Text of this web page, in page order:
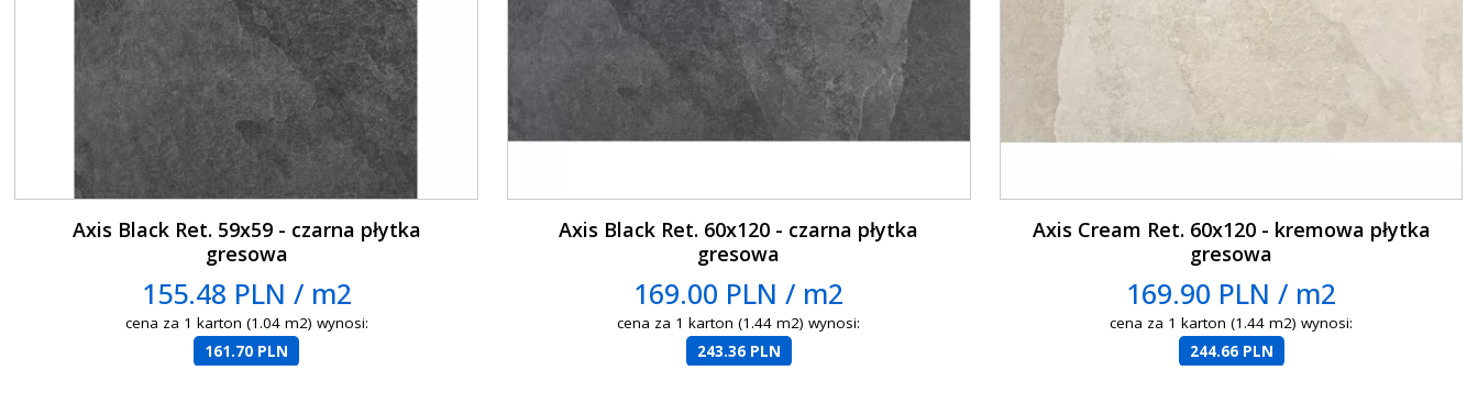
Axis Black Ret. 59x59 - czarna płytka
gresowa
155.48 PLN / m2
cena za 1 karton (1.04 m2) wynosi:
161.70 PLN
Axis Black Ret. 60x120 - czarna płytka
gresowa
169.00 PLN / m2
cena za 1 karton (1.44 m2) wynosi:
243.36 PLN
Axis Cream Ret. 60x120 - kremowa płytka
gresowa
169.90 PLN / m2
cena za 1 karton (1.44 m2) wynosi:
244.66 PLN